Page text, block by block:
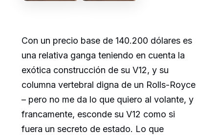
Con un precio base de 140.200 dólares es
una relativa ganga teniendo en cuenta la
exótica construcción de su V12, y su
columna vertebral digna de un Rolls-Royce
– pero no me da lo que quiero al volante, y
francamente, esconde su V12 como si
fuera un secreto de estado. Lo que